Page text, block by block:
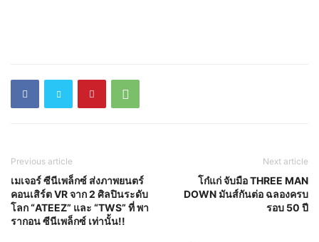
Previous article
เมเจอร์ ซีนีเพล็กซ์ ส่งภาพยนตร์
คอนเสิร์ต VR จาก 2 ศิลปินระดับ
โลก “ATEEZ” และ “TWS” ที่ พา
รากอน ซีนีเพล็กซ์ เท่านั้น!!
Next article
โก๋แก่ จับมือ THREE MAN
DOWN มันส์กันต่อ ฉลองครบ
รอบ 50 ปี